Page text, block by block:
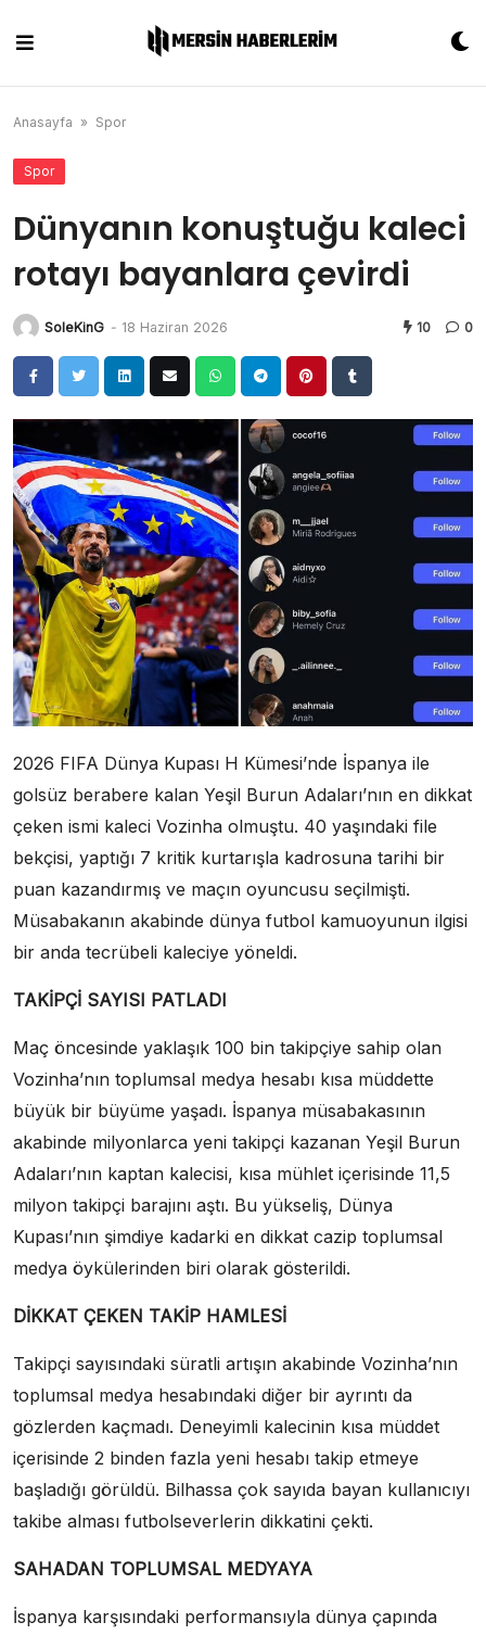
content
Anasayfa » Spor
Spor
Dünyanın konuştuğu kaleci
rotayı bayanlara çevirdi
SoleKinG - 18 Haziran 2026 10 0
2026 FIFA Dünya Kupası H Kümesi’nde İspanya ile
golsüz berabere kalan Yeşil Burun Adaları’nın en dikkat
çeken ismi kaleci Vozinha olmuştu. 40 yaşındaki file
bekçisi, yaptığı 7 kritik kurtarışla kadrosuna tarihi bir
puan kazandırmış ve maçın oyuncusu seçilmişti.
Müsabakanın akabinde dünya futbol kamuoyunun ilgisi
bir anda tecrübeli kaleciye yöneldi.
TAKİPÇİ SAYISI PATLADI
Maç öncesinde yaklaşık 100 bin takipçiye sahip olan
Vozinha’nın toplumsal medya hesabı kısa müddette
büyük bir büyüme yaşadı. İspanya müsabakasının
akabinde milyonlarca yeni takipçi kazanan Yeşil Burun
Adaları’nın kaptan kalecisi, kısa mühlet içerisinde 11,5
milyon takipçi barajını aştı. Bu yükseliş, Dünya
Kupası’nın şimdiye kadarki en dikkat cazip toplumsal
medya öykülerinden biri olarak gösterildi.
DİKKAT ÇEKEN TAKİP HAMLESİ
Takipçi sayısındaki süratli artışın akabinde Vozinha’nın
toplumsal medya hesabındaki diğer bir ayrıntı da
gözlerden kaçmadı. Deneyimli kalecinin kısa müddet
içerisinde 2 binden fazla yeni hesabı takip etmeye
başladığı görüldü. Bilhassa çok sayıda bayan kullanıcıyı
takibe alması futbolseverlerin dikkatini çekti.
SAHADAN TOPLUMSAL MEDYAYA
İspanya karşısındaki performansıyla dünya çapında